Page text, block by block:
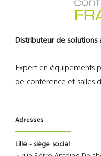
Distributeur de solutions
Expert en équipements
de conférence et salles
Adresses
Lille - siège social